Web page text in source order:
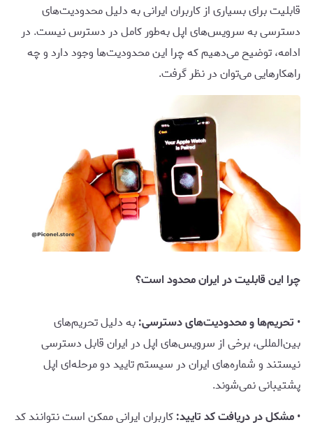
قابلیت برای بسیاری از کاربران ایرانی به دلیل محدودیت‌های
دسترسی به سرویس‌های اپل به‌طور کامل در دسترس نیست. در
ادامه، توضیح می‌دهیم که چرا این محدودیت‌ها وجود دارد و چه
راهکارهایی می‌توان در نظر گرفت.
چرا این قابلیت در ایران محدود است؟
• تحریم‌ها و محدودیت‌های دسترسی:به دلیل تحریم‌های
بین‌المللی، برخی از سرویس‌های اپل در ایران قابل دسترسی
نیستند و شماره‌های ایران در سیستم تایید دو مرحله‌ای اپل
پشتیبانی نمی‌شوند.
•مشکل در دریافت کد تایید:کاربران ایرانی ممکن است نتوانند کد